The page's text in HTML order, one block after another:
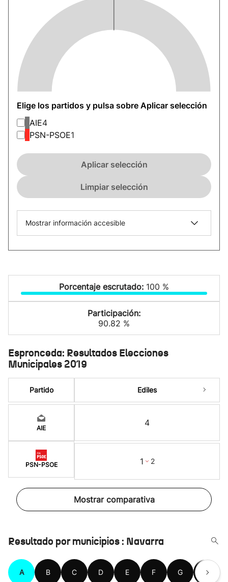
Elige los partidos y pulsa sobre Aplicar selección
AIE4
PSN-PSOE1
Aplicar selección
Limpiar selección
Mostrar información accesible
Porcentaje escrutado: 100 %
Participación:
90.82 %
Espronceda: Resultados Elecciones
Municipales 2019
Partido
AIE
PSN-PSOE
Ediles
4
1 2
Mostrar comparativa
Resultado por municipios : Navarra
A B C D E F G H